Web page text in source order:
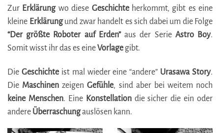
Zur Erklärungwo diese Geschichteherkommt, gibt es eine
kleine Erklärungund zwar handelt es sich dabei um die Folge
“Der größte Roboter auf Erden”aus der Serie Astro Boy.
Somit wisst ihr das es eineVorlagegibt.
Die Geschichteist mal wieder eine “andere” Urasawa Story.
Die Maschinen zeigenGefühle, sind aber bei weitem noch
keine Menschen. Eine Konstellationdie sicher die ein oder
andere Überraschungauslösen kann.